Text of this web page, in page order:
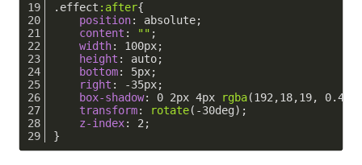
.effect :after{
position: absolute;
content : "" ;
width: 100px;
height : auto;
bottom: 5px;
right : -35px;
box-shadow: 0 2px 4px rgba(192,18,19, 0.4);
transform: rotate(-30deg);
z-index: 2;
}